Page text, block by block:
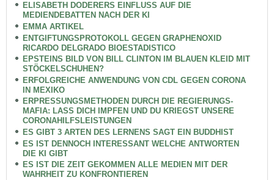
ELISABETH DODERERS EINFLUSS AUF DIE
MEDIENDEBATTEN NACH DER KI
EMMA ARTIKEL
ENTGIFTUNGSPROTOKOLL GEGEN GRAPHENOXID
RICARDO DELGRADO BIOESTADISTICO
EPSTEINS BILD VON BILL CLINTON IM BLAUEN KLEID MIT
STÖCKELSCHUHEN?
ERFOLGREICHE ANWENDUNG VON CDL GEGEN CORONA
IN MEXIKO
ERPRESSUNGSMETHODEN DURCH DIE REGIERUNGS-
MAFIA: LASS DICH IMPFEN UND DU KRIEGST UNSERE
CORONAHILFSLEISTUNGEN
ES GIBT 3 ARTEN DES LERNENS SAGT EIN BUDDHIST
ES IST DENNOCH INTERESSANT WELCHE ANTWORTEN
DIE KI GIBT
ES IST DIE ZEIT GEKOMMEN ALLE MEDIEN MIT DER
WAHRHEIT ZU KONFRONTIEREN